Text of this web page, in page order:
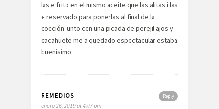
las e frito en el mismo aceite que las alitas i las
e reservado para ponerlas al final de la
cocción junto con una picada de perejil ajos y
cacahuete me a quedado espectacular estaba
buenisimo
Reply
REMEDIOS
enero 26, 2019 at 4:07 pm